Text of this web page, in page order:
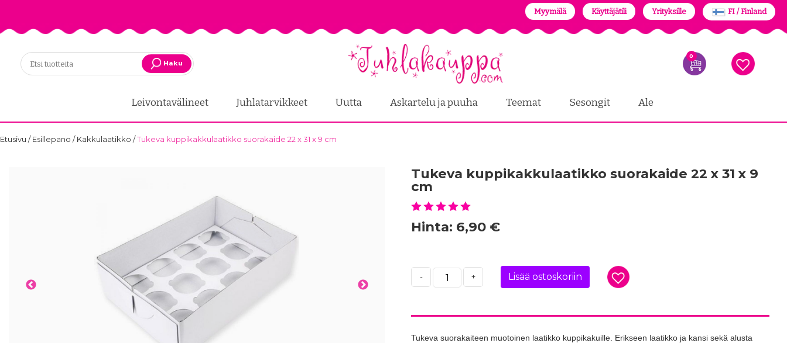
Myymälä Käyttäjätili Yrityksille FI / Finland
Haku
0
Leivontavälineet Juhlatarvikkeet Uutta Askartelu ja puuha Teemat Sesongit Ale
Etusivu /Esillepano /Kakkulaatikko /Tukeva kuppikakkulaatikko suorakaide 22 x 31 x 9 cm
Tukeva kuppikakkulaatikko suorakaide 22 x 31 x 9
cm
Hinta: 6,90 €
- + Lisää ostoskoriin
Tukeva suorakaiteen muotoinen laatikko kuppikakuille. Erikseen laatikko ja kansi sekä alusta